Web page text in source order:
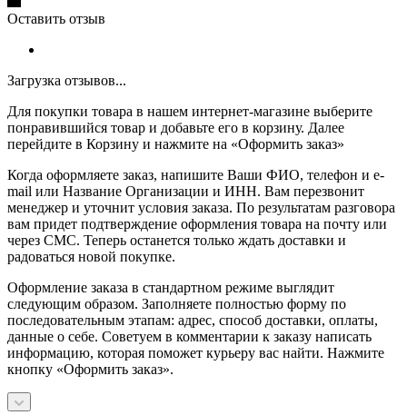
Оставить отзыв
Загрузка отзывов...
Для покупки товара в нашем интернет-магазине выберите
понравившийся товар и добавьте его в корзину. Далее
перейдите в Корзину и нажмите на «Оформить заказ»
Когда оформляете заказ, напишите Ваши ФИО, телефон и e-
mail или Название Организации и ИНН. Вам перезвонит
менеджер и уточнит условия заказа. По результатам разговора
вам придет подтверждение оформления товара на почту или
через СМС. Теперь останется только ждать доставки и
радоваться новой покупке.
Оформление заказа в стандартном режиме выглядит
следующим образом. Заполняете полностью форму по
последовательным этапам: адрес, способ доставки, оплаты,
данные о себе. Советуем в комментарии к заказу написать
информацию, которая поможет курьеру вас найти. Нажмите
кнопку «Оформить заказ».